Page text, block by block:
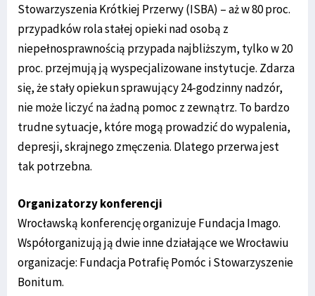
Stowarzyszenia Krótkiej Przerwy (ISBA) – aż w 80 proc.
przypadków rola stałej opieki nad osobą z
niepełnosprawnością przypada najbliższym, tylko w 20
proc. przejmują ją wyspecjalizowane instytucje. Zdarza
się, że stały opiekun sprawujący 24-godzinny nadzór,
nie może liczyć na żadną pomoc z zewnątrz. To bardzo
trudne sytuacje, które mogą prowadzić do wypalenia,
depresji, skrajnego zmęczenia. Dlatego przerwa jest
tak potrzebna.
Organizatorzy konferencji
Wrocławską konferencję organizuje Fundacja Imago.
Współorganizują ją dwie inne działające we Wrocławiu
organizacje: Fundacja Potrafię Pomóc i Stowarzyszenie
Bonitum.